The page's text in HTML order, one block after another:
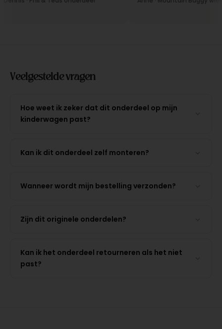
Veelgestelde vragen
Hoe weet ik zeker dat dit onderdeel op mijn
kinderwagen past?
Kan ik dit onderdeel zelf monteren?
Wanneer wordt mijn bestelling verzonden?
Zijn dit originele onderdelen?
Kan ik het onderdeel retourneren als het niet
past?